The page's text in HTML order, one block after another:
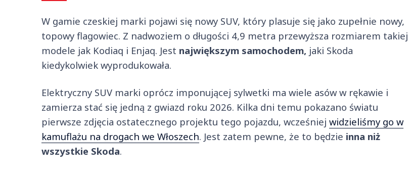
W gamie czeskiej marki pojawi się nowy SUV, który plasuje się jako zupełnie nowy,
topowy flagowiec. Z nadwoziem o długości 4,9 metra przewyższa rozmiarem takiej
modele jak Kodiaq i Enjaq. Jest największym samochodem, jaki Skoda
kiedykolwiek wyprodukowała.
Elektryczny SUV marki oprócz imponującej sylwetki ma wiele asów w rękawie i
zamierza stać się jedną z gwiazd roku 2026. Kilka dni temu pokazano światu
pierwsze zdjęcia ostatecznego projektu tego pojazdu, wcześniej widzieliśmy go w
kamuflażu na drogach we Włoszech. Jest zatem pewne, że to będzie inna niż
wszystkie Skoda.